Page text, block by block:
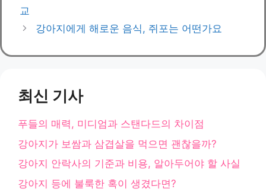
교
강아지에게 해로운 음식, 쥐포는 어떤가요
최신 기사
푸들의 매력, 미디엄과 스탠다드의 차이점
강아지가 보쌈과 삼겹살을 먹으면 괜찮을까?
강아지 안락사의 기준과 비용, 알아두어야 할 사실
강아지 등에 불룩한 혹이 생겼다면?